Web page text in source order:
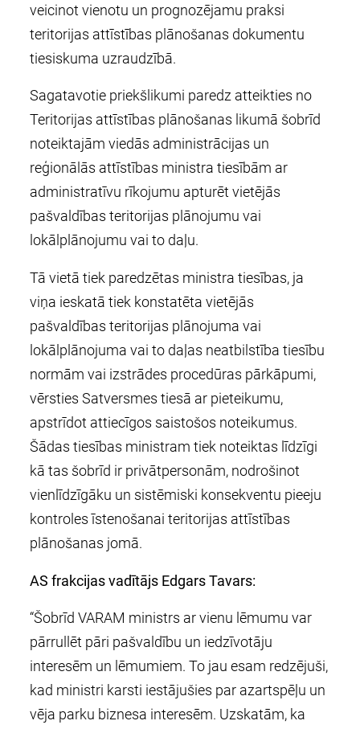
veicinot vienotu un prognozējamu praksi
teritorijas attīstības plānošanas dokumentu
tiesiskuma uzraudzībā.
Sagatavotie priekšlikumi paredz atteikties no
Teritorijas attīstības plānošanas likumā šobrīd
noteiktajām viedās administrācijas un
reģionālās attīstības ministra tiesībām ar
administratīvu rīkojumu apturēt vietējās
pašvaldības teritorijas plānojumu vai
lokālplānojumu vai to daļu.
Tā vietā tiek paredzētas ministra tiesības, ja
viņa ieskatā tiek konstatēta vietējās
pašvaldības teritorijas plānojuma vai
lokālplānojuma vai to daļas neatbilstība tiesību
normām vai izstrādes procedūras pārkāpumi,
vērsties Satversmes tiesā ar pieteikumu,
apstrīdot attiecīgos saistošos noteikumus.
Šādas tiesības ministram tiek noteiktas līdzīgi
kā tas šobrīd ir privātpersonām, nodrošinot
vienlīdzīgāku un sistēmiski konsekventu pieeju
kontroles īstenošanai teritorijas attīstības
plānošanas jomā.
AS frakcijas vadītājs Edgars Tavars:
“Šobrīd VARAM ministrs ar vienu lēmumu var
pārrullēt pāri pašvaldību un iedzīvotāju
interesēm un lēmumiem. To jau esam redzējuši,
kad ministri karsti iestājušies par azartspēļu un
vēja parku biznesa interesēm. Uzskatām, ka